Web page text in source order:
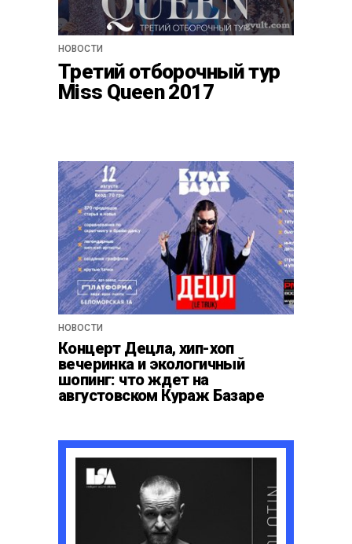
НОВОСТИ
Третий отборочный тур
Miss Queen 2017
НОВОСТИ
Концерт Децла, хип-хоп
вечеринка и экологичный
шопинг: что ждет на
августовском Кураж Базаре